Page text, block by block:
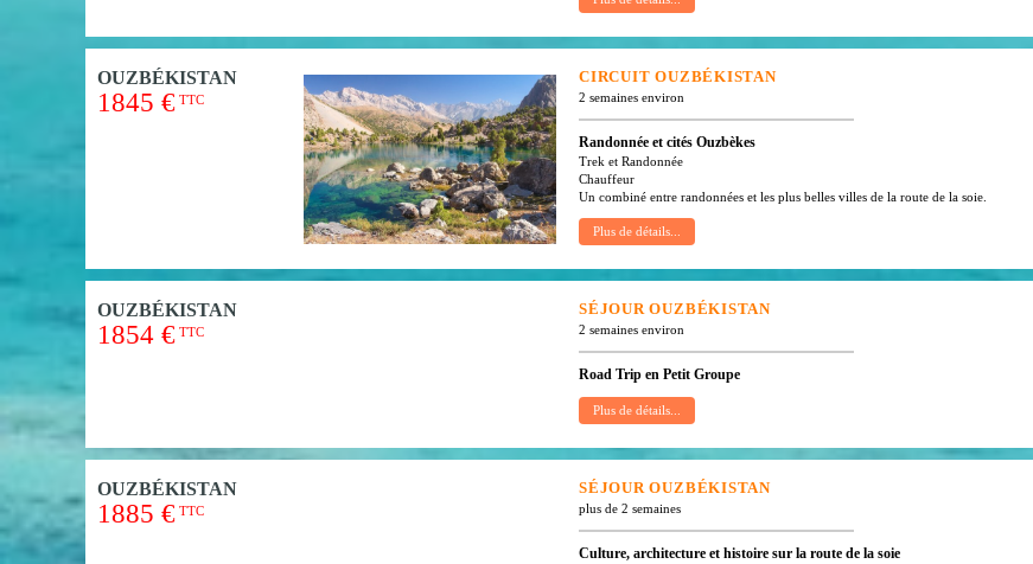
OUZBÉKISTAN
1845 € TTC
CIRCUITOUZBÉKISTAN
2 semaines environ
Randonnée et cités Ouzbèkes
Trek et Randonnée
Chauffeur
Un combiné entre randonnées et les plus belles villes de la route de la soie.
OUZBÉKISTAN
1854 € TTC
SÉJOUROUZBÉKISTAN
2 semaines environ
Road Trip en Petit Groupe
OUZBÉKISTAN
1885 € TTC
SÉJOUROUZBÉKISTAN
plus de 2 semaines
Culture, architecture et histoire sur la route de la soie